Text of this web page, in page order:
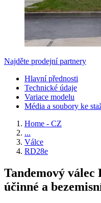
Najděte prodejní partnery
Hlavní přednosti
Technické údaje
Variace modelu
Média a soubory ke
Home - CZ
...
Válce
RD28e
Tandemový válec
účinné a